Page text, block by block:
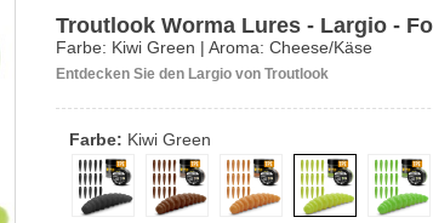
Troutlook Worma Lures - Largio -
Farbe: Kiwi Green | Aroma: Cheese/Käse
Entdecken Sie den Largio von Troutlook
Farbe: Kiwi Green